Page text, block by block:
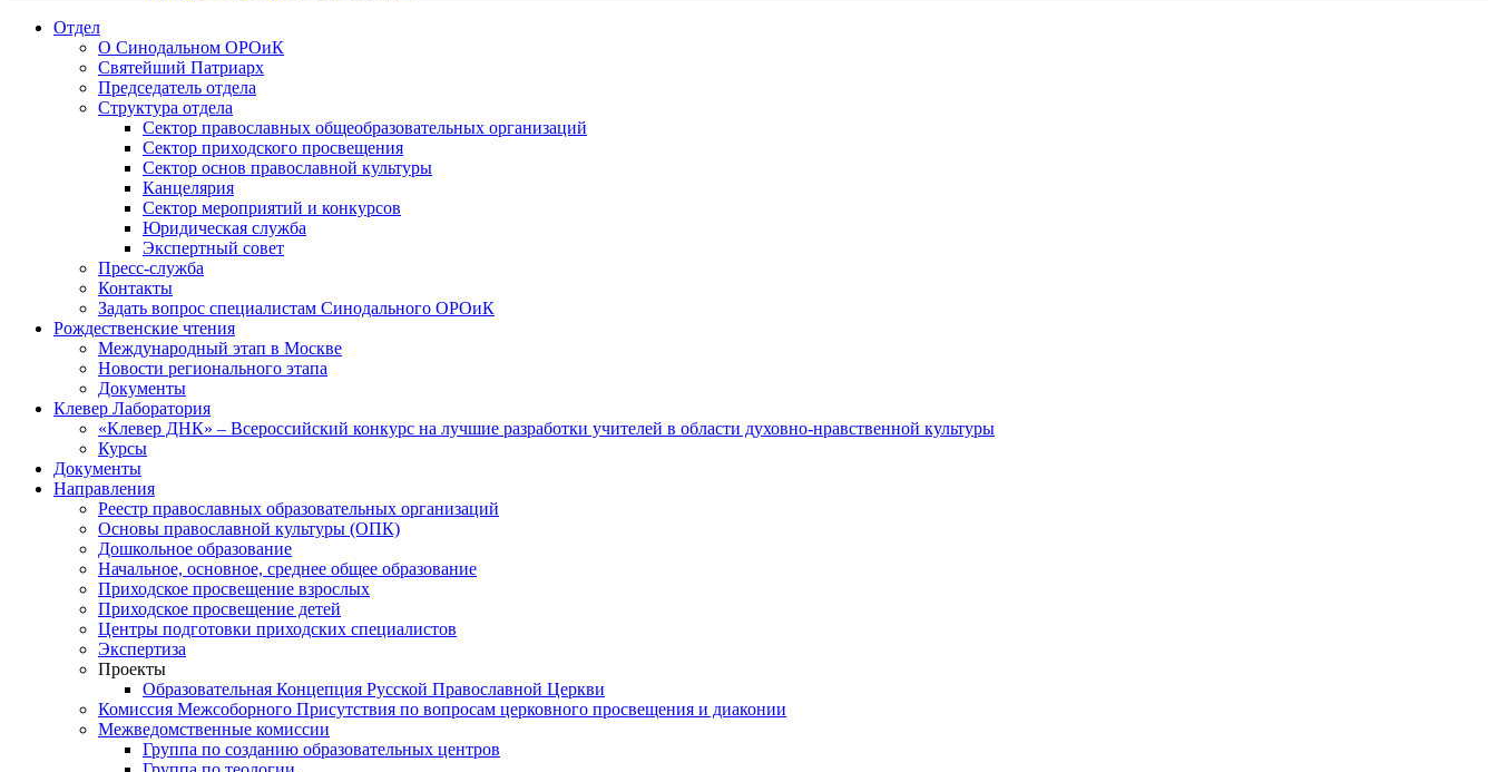
Отдел
О Синодальном ОРОиК
Святейший Патриарх
Председатель отдела
Структура отдела
Сектор православных общеобразовательных организаций
Сектор приходского просвещения
Сектор основ православной культуры
Канцелярия
Сектор мероприятий и конкурсов
Юридическая служба
Экспертный совет
Пресс-служба
Контакты
Задать вопрос специалистам Синодального ОРОиК
Рождественские чтения
Международный этап в Москве
Новости регионального этапа
Документы
Клевер Лаборатория
«Клевер ДНК» – Всероссийский конкурс на лучшие разработки учителей в области духовно-нравственной культуры
Курсы
Документы
Направления
Реестр православных образовательных организаций
Основы православной культуры (ОПК)
Дошкольное образование
Начальное, основное, среднее общее образование
Приходское просвещение взрослых
Приходское просвещение детей
Центры подготовки приходских специалистов
Экспертиза
Проекты
Образовательная Концепция Русской Православной Церкви
Комиссия Межсоборного Присутствия по вопросам церковного просвещения и диаконии
Межведомственные комиссии
Группа по созданию образовательных центров